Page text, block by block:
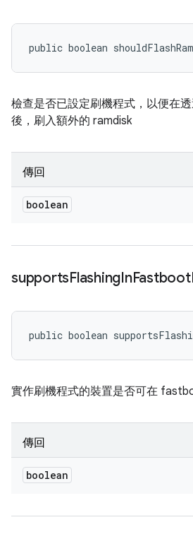
public boolean
檢查是否已設定刷機程式，以便在
後，刷入額外的 ramdisk
傳回
boolean
supportsFlashingInFastboot
public boolean
實作刷機程式的裝置是否可在
傳回
boolean